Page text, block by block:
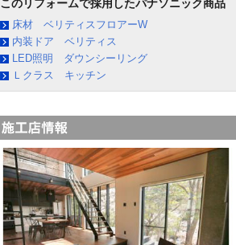
このリフォームで採用したパナソニック商品
床材 ベリティスフロアーW
内装ドア ベリティス
LED照明 ダウンシーリング
Ｌクラス キッチン